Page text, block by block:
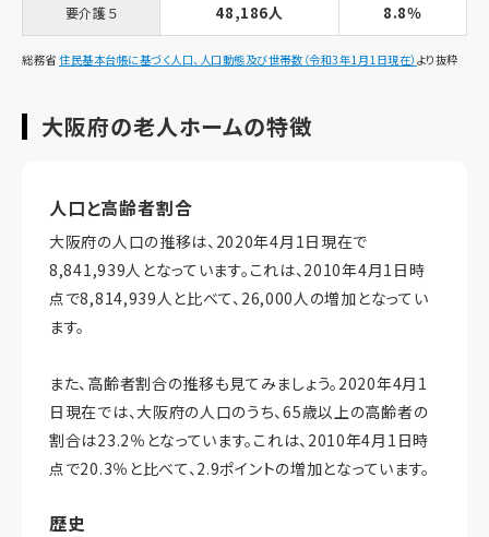
要介護５ 48,186人 8.8％
総務省住民基本台帳に基づく人口、人口動態及び世帯数（令和3年1月1日現在） より抜粋
大阪府の老人ホームの特徴
人口と高齢者割合
大阪府の人口の推移は、2020年4月1日現在で
8,841,939人となっています。これは、2010年4月1日時
点で8,814,939人と比べて、26,000人の増加となってい
ます。
また、高齢者割合の推移も見てみましょう。2020年4月1
日現在では、大阪府の人口のうち、65歳以上の高齢者の
割合は23.2％となっています。これは、2010年4月1日時
点で20.3％と比べて、2.9ポイントの増加となっています。
歴史